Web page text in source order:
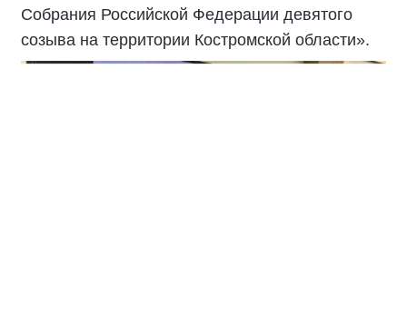
Собрания Российской Федерации девятого
созыва на территории Костромской области».